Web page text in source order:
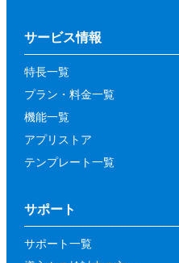
サービス情報
特長一覧
プラン・料金一覧
機能一覧
アプリストア
テンプレート一覧
サポート
サポート一覧